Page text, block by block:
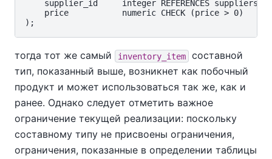
    supplier_id     integer REFERENCES suppliers,
    price           numeric CHECK (price > 0)
тогда тот же самый inventory_item
составной
тип, показанный выше, возникнет как побочный
продукт и может использоваться так же, как и
ранее. Однако следует отметить важное
ограничение текущей реализации: поскольку
составному типу не присвоены ограничения,
ограничения, показанные в определении таблицы